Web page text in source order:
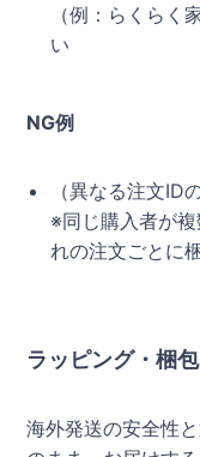
（例：らくらく
い
NG例
（異なる注文ID
※同じ購入者が
れの注文ごとに
ラッピング・梱包
海外発送の安全性